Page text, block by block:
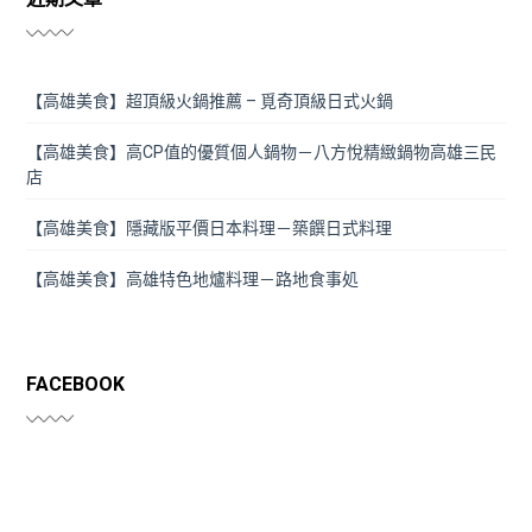
【高雄美食】超頂級火鍋推薦 – 覓奇頂級日式火鍋
【高雄美食】高CP值的優質個人鍋物－八方悅精緻鍋物高雄三民
店
【高雄美食】隱藏版平價日本料理－築饌日式料理
【高雄美食】高雄特色地爐料理－路地食事処
FACEBOOK